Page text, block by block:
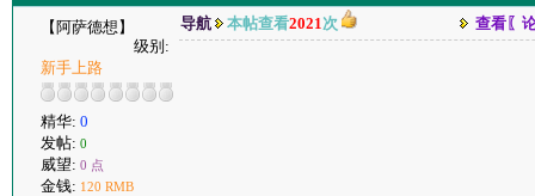
【阿萨德想】
级别:
新手上路
精华: 0
发帖: 0
威望: 0 点
金钱: 120 RMB
导航 本帖查看2021次 查看〖